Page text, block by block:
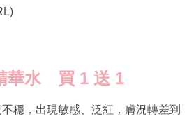
華水 買 1 送 1
穩，出現敏感、泛紅，膚況轉差到